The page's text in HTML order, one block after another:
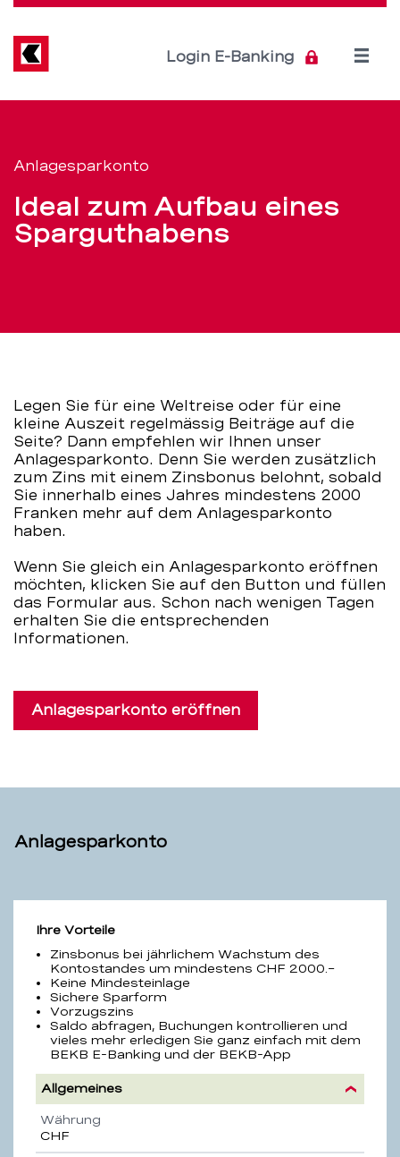
mit
Bonuszins
–
Direkt
Inhalt
Login E-Banking
Open
Anlagesparkonto
Ideal zum Aufbau eines
Sparguthabens
Legen Sie für eine Weltreise oder für eine
kleine Auszeit regelmässig Beiträge auf die
Seite? Dann empfehlen wir Ihnen unser
Anlagesparkonto. Denn Sie werden zusätzlich
zum Zins mit einem Zinsbonus belohnt, sobald
Sie innerhalb eines Jahres mindestens 2000
Franken mehr auf dem Anlagesparkonto
haben.
Wenn Sie gleich ein Anlagesparkonto eröffnen
möchten, klicken Sie auf den Button und füllen
das Formular aus. Schon nach wenigen Tagen
erhalten Sie die entsprechenden
Informationen.
Anlagesparkonto eröffnen
Anlagesparkonto
Ihre Vorteile
Zinsbonus bei jährlichem Wachstum des
Kontostandes um mindestens CHF 2000.–
Keine Mindesteinlage
Sichere Sparform
Vorzugszins
Saldo abfragen, Buchungen kontrollieren und
vieles mehr erledigen Sie ganz einfach mit dem
BEKB E-Banking und der BEKB-App
Allgemeines
Währung
CHF